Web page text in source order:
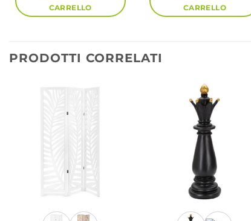
CARRELLO
CARRELLO
PRODOTTI CORRELATI